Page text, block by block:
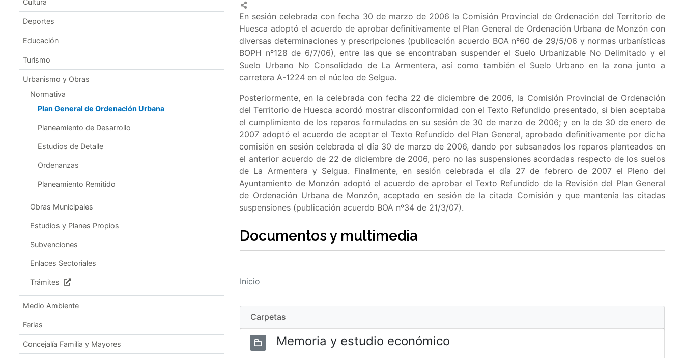
Deportes
Educación
Turismo
Urbanismo y Obras
Normativa
Plan General de Ordenación Urbana
Planeamiento de Desarrollo
Estudios de Detalle
Ordenanzas
Planeamiento Remitido
Obras Municipales
Estudios y Planes Propios
Subvenciones
Enlaces Sectoriales
Trámites
Medio Ambiente
Ferias
Concejalía Familia y Mayores
En sesión celebrada con fecha 30 de marzo de 2006 la Comisión Provincial de Ordenación del Territorio de
Huesca adoptó el acuerdo de aprobar definitivamente el Plan General de Ordenación Urbana de Monzón con
diversas determinaciones y prescripciones (publicación acuerdo BOA nº60 de 29/5/06 y normas urbanísticas
BOPH nº128 de 6/7/06), entre las que se encontraban suspender el Suelo Urbanizable No Delimitado y el
Suelo Urbano No Consolidado de La Armentera, así como también el Suelo Urbano en la zona junto a
carretera A-1224 en el núcleo de Selgua.
Posteriormente, en la celebrada con fecha 22 de diciembre de 2006, la Comisión Provincial de Ordenación
del Territorio de Huesca acordó mostrar disconformidad con el Texto Refundido presentado, si bien aceptaba
el cumplimiento de los reparos formulados en su sesión de 30 de marzo de 2006; y en la de 30 de enero de
2007 adoptó el acuerdo de aceptar el Texto Refundido del Plan General, aprobado definitivamente por dicha
comisión en sesión celebrada el día 30 de marzo de 2006, dando por subsanados los reparos planteados en
el anterior acuerdo de 22 de diciembre de 2006, pero no las suspensiones acordadas respecto de los suelos
de La Armentera y Selgua. Finalmente, en sesión celebrada el día 27 de febrero de 2007 el Pleno del
Ayuntamiento de Monzón adoptó el acuerdo de aprobar el Texto Refundido de la Revisión del Plan General
de Ordenación Urbana de Monzón, aceptado en sesión de la citada Comisión y que mantenía las citadas
suspensiones (publicación acuerdo BOA nº34 de 21/3/07).
Documentos y multimedia
Inicio
Carpetas
Memoria y estudio económico